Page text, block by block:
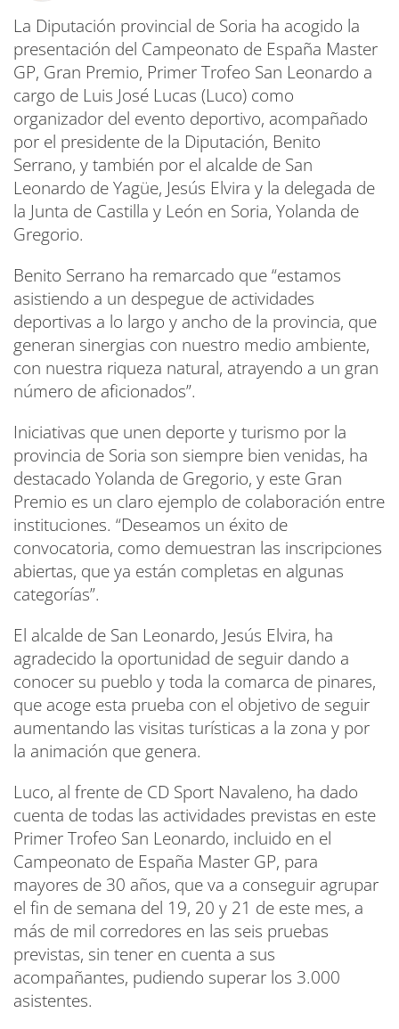
La Diputación provincial de Soria ha acogido la
presentación del Campeonato de España Master
GP, Gran Premio, Primer Trofeo San Leonardo a
cargo de Luis José Lucas (Luco) como
organizador del evento deportivo, acompañado
por el presidente de la Diputación, Benito
Serrano, y también por el alcalde de San
Leonardo de Yagüe, Jesús Elvira y la delegada de
la Junta de Castilla y León en Soria, Yolanda de
Gregorio.
Benito Serrano ha remarcado que “estamos
asistiendo a un despegue de actividades
deportivas a lo largo y ancho de la provincia, que
generan sinergias con nuestro medio ambiente,
con nuestra riqueza natural, atrayendo a un gran
número de aficionados”.
Iniciativas que unen deporte y turismo por la
provincia de Soria son siempre bien venidas, ha
destacado Yolanda de Gregorio, y este Gran
Premio es un claro ejemplo de colaboración entre
instituciones. “Deseamos un éxito de
convocatoria, como demuestran las inscripciones
abiertas, que ya están completas en algunas
categorías”.
El alcalde de San Leonardo, Jesús Elvira, ha
agradecido la oportunidad de seguir dando a
conocer su pueblo y toda la comarca de pinares,
que acoge esta prueba con el objetivo de seguir
aumentando las visitas turísticas a la zona y por
la animación que genera.
Luco, al frente de CD Sport Navaleno, ha dado
cuenta de todas las actividades previstas en este
Primer Trofeo San Leonardo, incluido en el
Campeonato de España Master GP, para
mayores de 30 años, que va a conseguir agrupar
el fin de semana del 19, 20 y 21 de este mes, a
más de mil corredores en las seis pruebas
previstas, sin tener en cuenta a sus
acompañantes, pudiendo superar los 3.000
asistentes.